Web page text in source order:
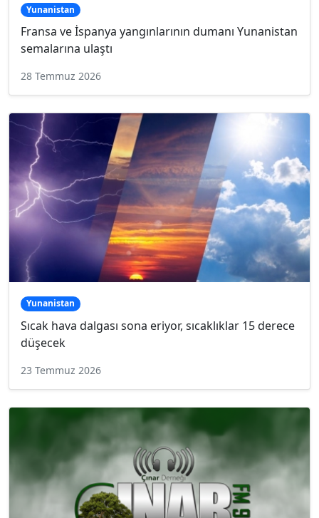
Yunanistan
Fransa ve İspanya yangınlarının dumanı Yunanistan
semalarına ulaştı
28 Temmuz 2026
Yunanistan
Sıcak hava dalgası sona eriyor, sıcaklıklar 15 derece
düşecek
23 Temmuz 2026